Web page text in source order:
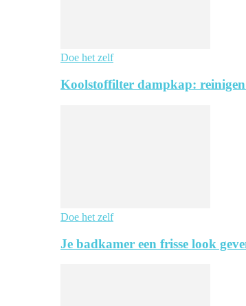
Doe het zelf
Koolstoffilter dampkap:
Doe het zelf
Je badkamer een frisse look